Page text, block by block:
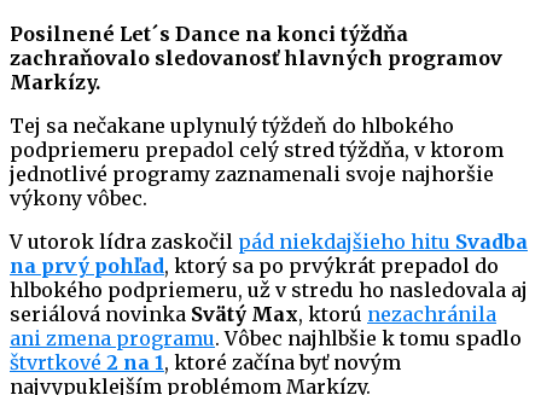
Posilnené Let´s Dance na konci týždňa
zachraňovalo sledovanosť hlavných programov
Markízy.
Tej sa nečakane uplynulý týždeň do hlbokého
podpriemeru prepadol celý stred týždňa, v ktorom
jednotlivé programy zaznamenali svoje najhoršie
výkony vôbec.
V utorok lídra zaskočil pád niekdajšieho hitu Svadba
na prvý pohľad, ktorý sa po prvýkrát prepadol do
hlbokého podpriemeru, už v stredu ho nasledovala aj
seriálová novinka Svätý Max, ktorú nezachránila
ani zmena programu. Vôbec najhlbšie k tomu spadlo
štvrtkové 2 na 1, ktoré začína byť novým
najvypuklejším problémom Markízy.